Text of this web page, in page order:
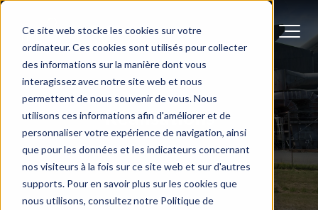
Ce site web stocke les cookies sur votre
ordinateur. Ces cookies sont utilisés pour collecter
des informations sur la manière dont vous
interagissez avec notre site web et nous
permettent de nous souvenir de vous. Nous
utilisons ces informations afin d'améliorer et de
personnaliser votre expérience de navigation, ainsi
que pour les données et les indicateurs concernant
nos visiteurs à la fois sur ce site web et sur d'autres
supports. Pour en savoir plus sur les cookies que
nous utilisons, consultez notre Politique de
Réalisations